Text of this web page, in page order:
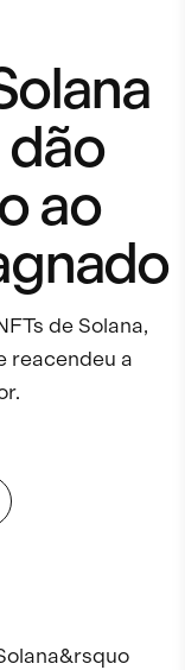
ao
de Solana,
reacendeu a